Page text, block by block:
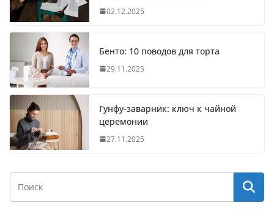
02.12.2025
Бенто: 10 поводов для торта
29.11.2025
Гунфу-заварник: ключ к чайной
церемонии
27.11.2025